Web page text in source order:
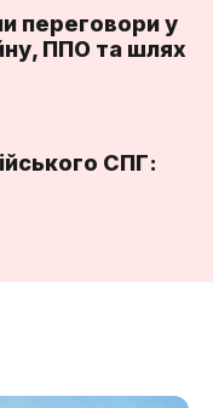
переговори у
ППО та шлях
СПГ: